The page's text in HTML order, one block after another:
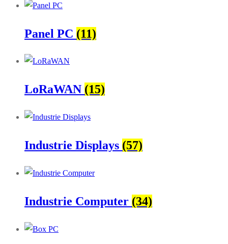
Panel PC (11)
LoRaWAN (15)
Industrie Displays (57)
Industrie Computer (34)